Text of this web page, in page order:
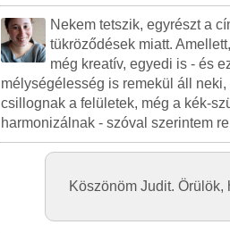
Nekem tetszik, egyrészt a
tükröződések miatt.
még kreatív, egyedi is - és
mélységélesség is remekül áll
csillognak a felületek, még a kék-
harmonizálnak - szóval szerintem
Köszönöm Judit.